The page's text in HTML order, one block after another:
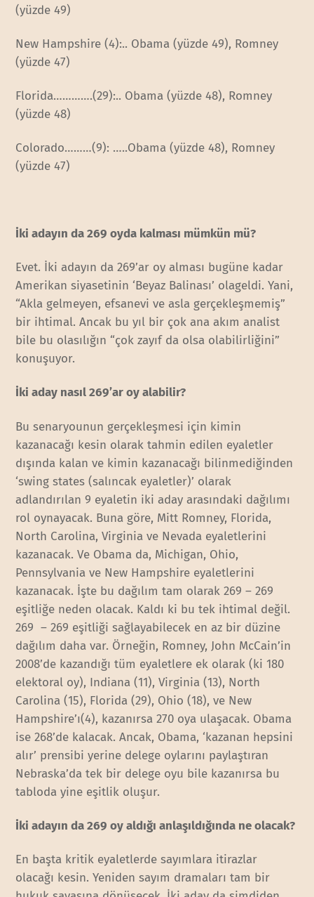
(yüzde 49)
New Hampshire (4):.. Obama (yüzde 49), Romney
(yüzde 47)
Florida………….(29):.. Obama (yüzde 48), Romney
(yüzde 48)
Colorado………(9): …..Obama (yüzde 48), Romney
(yüzde 47)
İki adayın da 269 oyda kalması mümkün mü?
Evet. İki adayın da 269’ar oy alması bugüne kadar
Amerikan siyasetinin ‘Beyaz Balinası’ olageldi. Yani,
“Akla gelmeyen, efsanevi ve asla gerçekleşmemiş”
bir ihtimal. Ancak bu yıl bir çok ana akım analist
bile bu olasılığın “çok zayıf da olsa olabilirliğini”
konuşuyor.
İki aday nasıl 269’ar oy alabilir?
Bu senaryounun gerçekleşmesi için kimin
kazanacağı kesin olarak tahmin edilen eyaletler
dışında kalan ve kimin kazanacağı bilinmediğinden
‘swing states (salıncak eyaletler)’ olarak
adlandırılan 9 eyaletin iki aday arasındaki dağılımı
rol oynayacak. Buna göre, Mitt Romney, Florida,
North Carolina, Virginia ve Nevada eyaletlerini
kazanacak. Ve Obama da, Michigan, Ohio,
Pennsylvania ve New Hampshire eyaletlerini
kazanacak. İşte bu dağılım tam olarak 269 – 269
eşitliğe neden olacak. Kaldı ki bu tek ihtimal değil.
269 – 269 eşitliği sağlayabilecek en az bir düzine
dağılım daha var. Örneğin, Romney, John McCain’in
2008’de kazandığı tüm eyaletlere ek olarak (ki 180
elektoral oy), Indiana (11), Virginia (13), North
Carolina (15), Florida (29), Ohio (18), ve New
Hampshire’ı(4), kazanırsa 270 oya ulaşacak. Obama
ise 268’de kalacak. Ancak, Obama, ‘kazanan hepsini
alır’ prensibi yerine delege oylarını paylaştıran
Nebraska’da tek bir delege oyu bile kazanırsa bu
tabloda yine eşitlik oluşur.
İki adayın da 269 oy aldığı anlaşıldığında ne olacak?
En başta kritik eyaletlerde sayımlara itirazlar
olacağı kesin. Yeniden sayım dramaları tam bir